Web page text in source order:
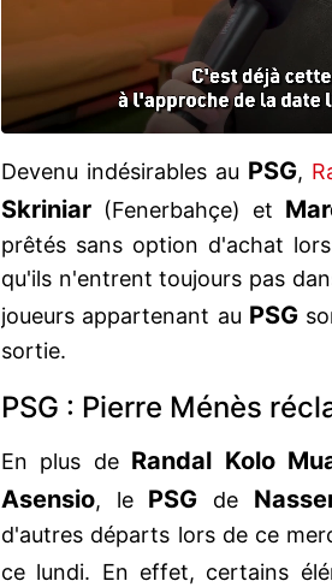
Devenu indésirables au PSG,
Skriniar (Fenerbahçe) et
prêtés sans option d'achat
qu'ils n'entrent toujours pas
joueurs appartenant au PSG
sortie.
PSG : Pierre Ménès
En plus de Randal Kolo
Asensio, le PSG de
d'autres départs lors de ce
ce lundi. En effet, certains